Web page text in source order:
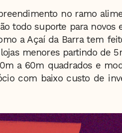
no ramo
todo suporte para
a Açaí da Barra tem
menores partindo de
a 60m quadrados e
com baixo custo de